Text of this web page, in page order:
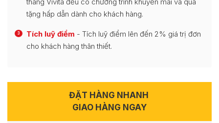
tháng Vivita đều có chương trình khuyến mãi và quà
tặng hấp dẫn dành cho khách hàng.
3 Tích luỹ điểm - Tích luỹ điểm lên đến 2% giá trị đơn
cho khách hàng thân thiết.
ĐẶT HÀNG NHANH
GIAO HÀNG NGAY